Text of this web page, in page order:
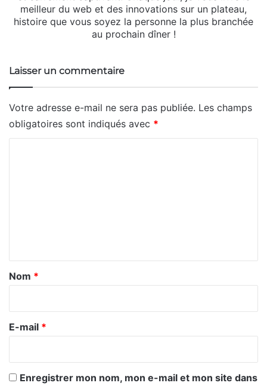
meilleur du web et des innovations sur un plateau,
histoire que vous soyez la personne la plus branchée
au prochain dîner !
Laisser un commentaire
Votre adresse e-mail ne sera pas publiée. Les champs
obligatoires sont indiqués avec *
a
r
e
Nom *
E-mail *
Enregistrer mon nom, mon e-mail et mon site dans